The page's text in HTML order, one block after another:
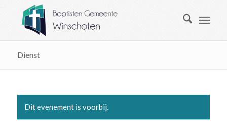
Dienst
Dit evenement is voorbij.